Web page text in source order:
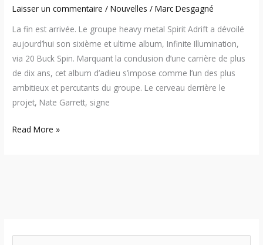
Laisser un commentaire /Nouvelles /Marc Desgagné
La fin est arrivée. Le groupe heavy metal Spirit Adrift a dévoilé
aujourd’hui son sixième et ultime album, Infinite Illumination,
via 20 Buck Spin. Marquant la conclusion d’une carrière de plus
de dix ans, cet album d’adieu s’impose comme l’un des plus
ambitieux et percutants du groupe. Le cerveau derrière le
projet, Nate Garrett, signe
Read More »